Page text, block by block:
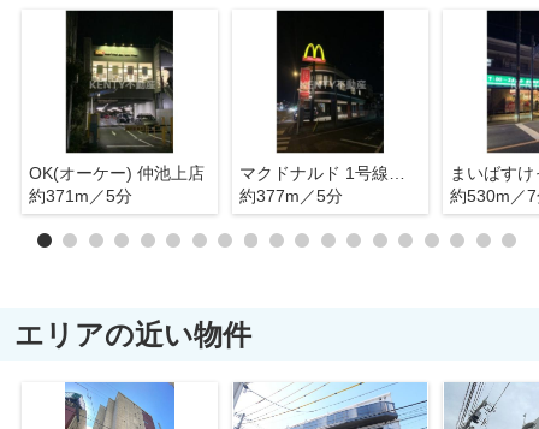
OK(オーケー) 仲池上店
約371m／5分
約377m／5分
約530m／
エリアの近い物件